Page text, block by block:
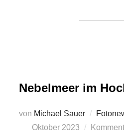
Nebelmeer im
von Michael Sauer
Oktober 2023